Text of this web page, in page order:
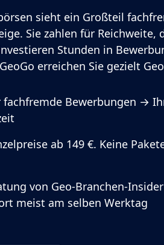
sieht ein Großteil
Sie zahlen für Reichweite,
Stunden in
erreichen Sie gezielt
fachfremde Bewerbungen →
ab 149 €. Keine
von Geo-Branchen-
meist am selben Werktag